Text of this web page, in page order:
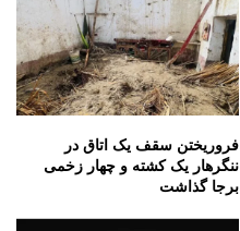
فروریختن سقف یک اتاق در
ننگرهار یک کشته و چهار زخمی
برجا گذاشت